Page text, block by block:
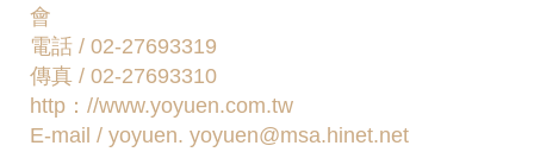
會
電話 / 02-27693319
傳真 / 02-27693310
http：//www.yoyuen.com.tw
E-mail / yoyuen. yoyuen@msa.hinet.net